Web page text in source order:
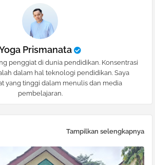
Prismanata
penggiat di dunia pendidikan. Konsentrasi
dalam hal teknologi pendidikan. Saya
yang tinggi dalam menulis dan media
pembelajaran.
Tampilkan selengkapnya